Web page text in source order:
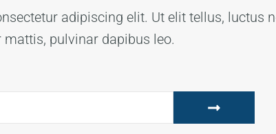
adipiscing elit. Ut elit tellus, luctus
pulvinar dapibus leo.